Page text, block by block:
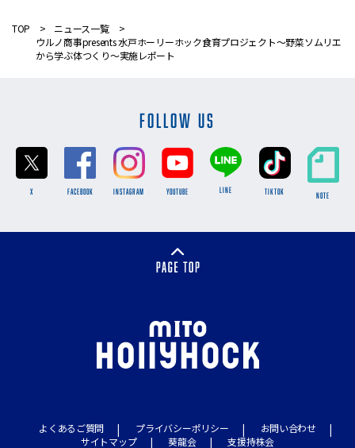
TOP
ニュース一覧
ウルノ商事presents 水戸ホーリーホック食育プロジェクト～野菜ソムリエ
から学ぶ体つくり～実施レポート
FOLLOW US
X FACEBOOK INSTAGRAM YOUTUBE LINE TikTok NOTE
よくあるご質問 プライバシーポリシー
お問い合わせ
サイトマップ
葵龍会 支援持株会